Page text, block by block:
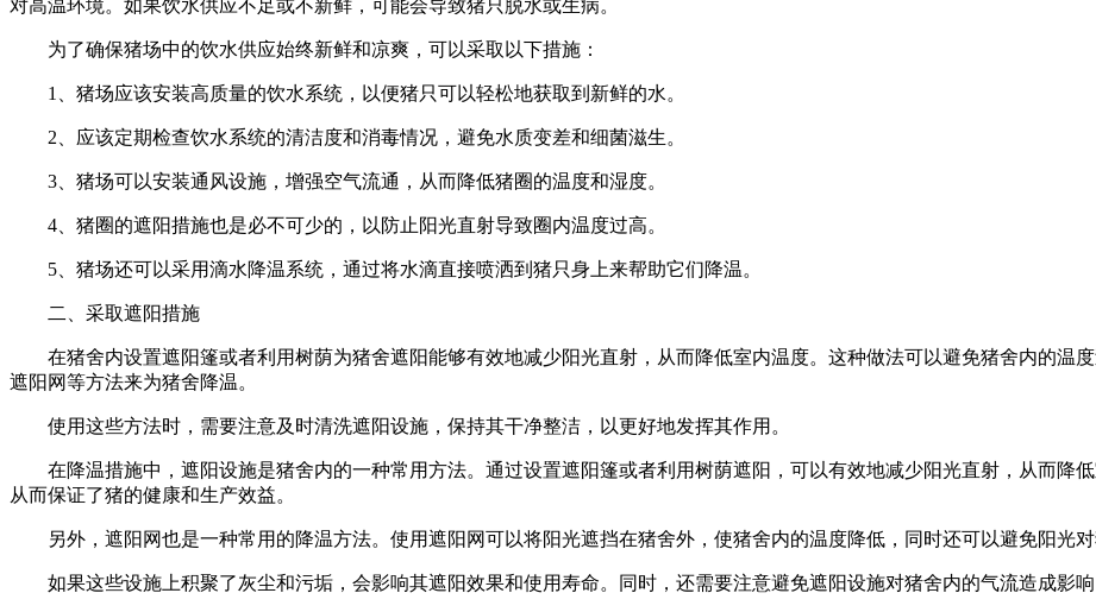
对高温环境。如果饮水供应不足或不新鲜，可能会导致猪只脱水或生病。
为了确保猪场中的饮水供应始终新鲜和凉爽，可以采取以下措施：
1、猪场应该安装高质量的饮水系统，以便猪只可以轻松地获取到新鲜的水。
2、应该定期检查饮水系统的清洁度和消毒情况，避免水质变差和细菌滋生。
3、猪场可以安装通风设施，增强空气流通，从而降低猪圈的温度和湿度。
4、猪圈的遮阳措施也是必不可少的，以防止阳光直射导致圈内温度过高。
5、猪场还可以采用滴水降温系统，通过将水滴直接喷洒到猪只身上来帮助它们降温。
二、采取遮阳措施
在猪舍内设置遮阳篷或者利用树荫为猪舍遮阳能够有效地减少阳光直射，从而降低室内温度。这种做法可以避免猪舍内的温
遮阳网等方法来为猪舍降温。
使用这些方法时，需要注意及时清洗遮阳设施，保持其干净整洁，以更好地发挥其作用。
在降温措施中，遮阳设施是猪舍内的一种常用方法。通过设置遮阳篷或者利用树荫遮阳，可以有效地减少阳光直射，从而降
从而保证了猪的健康和生产效益。
另外，遮阳网也是一种常用的降温方法。使用遮阳网可以将阳光遮挡在猪舍外，使猪舍内的温度降低，同时还可以避免阳光
如果这些设施上积聚了灰尘和污垢，会影响其遮阳效果和使用寿命。同时，还需要注意避免遮阳设施对猪舍内的气流造成影